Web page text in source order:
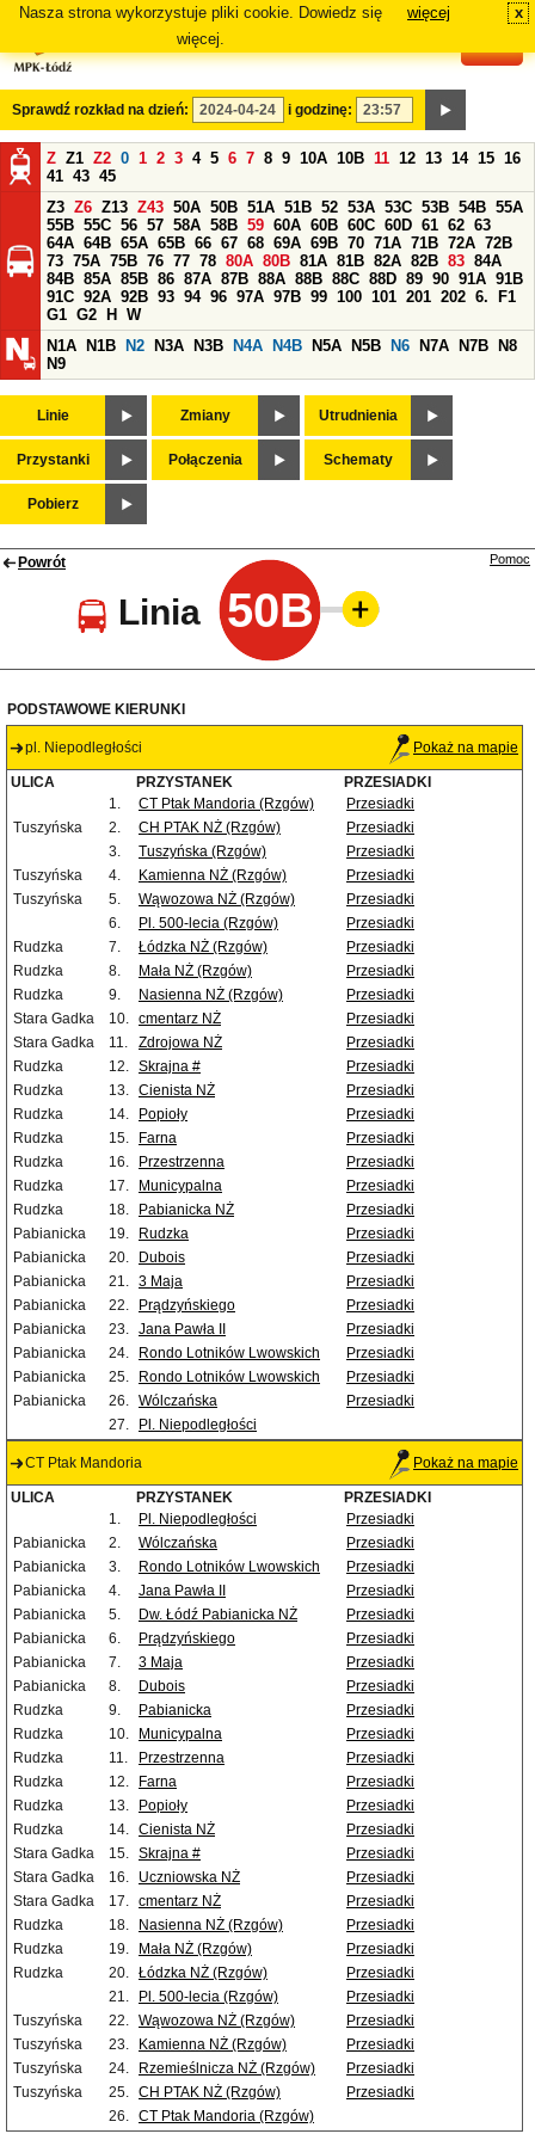
Nasza strona wykorzystuje pliki cookie. Dowiedz się
więcej.
więcej x
Sprawdź rozkład na dzień: i godzinę:
Z Z1 Z2 0 1 2 3 4 5 6 7 8 9 10A 10B 11 12 13 14 15 16
41 43 45
Z3 Z6 Z13 Z43 50A 50B 51A 51B 52 53A 53C 53B 54B 55A
55B 55C 56 57 58A 58B 59 60A 60B 60C 60D 61 62 63
64A 64B 65A 65B 66 67 68 69A 69B 70 71A 71B 72A 72B
73 75A 75B 76 77 78 80A 80B 81A 81B 82A 82B 83 84A
84B 85A 85B 86 87A 87B 88A 88B 88C 88D 89 90 91A 91B
91C 92A 92B 93 94 96 97A 97B 99 100 101 201 202 6.
F1
G1 G2 H
W
N1A
N1B N2 N3A N3B N4A N4B N5A N5B N6 N7A N7B
N8
N9
Linie Zmiany Utrudnienia
Przystanki Połączenia Schematy
Pobierz
Powrót
Linia 50B
Pomoc
PODSTAWOWE KIERUNKI
pl. Niepodległości Pokaż na mapie
ULICA PRZYSTANEK
PRZESIADKI
1.
CT Ptak Mandoria (Rzgów)
Przesiadki
Tuszyńska
2. CH PTAK NŻ (Rzgów)
Przesiadki
3.
Tuszyńska (Rzgów)
Przesiadki
Tuszyńska
4. Kamienna NŻ (Rzgów)
Przesiadki
Tuszyńska
5. Wąwozowa NŻ (Rzgów)
Przesiadki
6.
Pl. 500-lecia (Rzgów)
Przesiadki
Rudzka
7. Łódzka NŻ (Rzgów)
Przesiadki
Rudzka
8. Mała NŻ (Rzgów)
Przesiadki
Rudzka
9. Nasienna NŻ (Rzgów)
Przesiadki
Stara Gadka
10. cmentarz NŻ
Przesiadki
Stara Gadka
11. Zdrojowa NŻ
Przesiadki
Rudzka
12. Skrajna #
Przesiadki
Rudzka
13. Cienista NŻ
Przesiadki
Rudzka
14. Popioły
Przesiadki
Rudzka
15. Farna
Przesiadki
Rudzka
16. Przestrzenna
Przesiadki
Rudzka
17. Municypalna
Przesiadki
Rudzka
18. Pabianicka NŻ
Przesiadki
Pabianicka
19. Rudzka
Przesiadki
Pabianicka
20. Dubois
Przesiadki
Pabianicka
21. 3 Maja
Przesiadki
Pabianicka
22. Prądzyńskiego
Przesiadki
Pabianicka
23. Jana Pawła II
Przesiadki
Pabianicka
24. Rondo Lotników Lwowskich
Przesiadki
Pabianicka
25. Rondo Lotników Lwowskich
Przesiadki
Pabianicka
26. Wólczańska
Przesiadki
27.
Pl. Niepodległości
CT Ptak Mandoria Pokaż na mapie
ULICA PRZYSTANEK
PRZESIADKI
1.
Pl. Niepodległości
Przesiadki
Pabianicka
2. Wólczańska
Przesiadki
Pabianicka
3. Rondo Lotników Lwowskich
Przesiadki
Pabianicka
4. Jana Pawła II
Przesiadki
Pabianicka
5. Dw. Łódź Pabianicka NŻ
Przesiadki
Pabianicka
6. Prądzyńskiego
Przesiadki
Pabianicka
7. 3 Maja
Przesiadki
Pabianicka
8. Dubois
Przesiadki
Rudzka
9. Pabianicka
Przesiadki
Rudzka
10. Municypalna
Przesiadki
Rudzka
11. Przestrzenna
Przesiadki
Rudzka
12. Farna
Przesiadki
Rudzka
13. Popioły
Przesiadki
Rudzka
14. Cienista NŻ
Przesiadki
Stara Gadka
15. Skrajna #
Przesiadki
Stara Gadka
16. Uczniowska NŻ
Przesiadki
Stara Gadka
17. cmentarz NŻ
Przesiadki
Rudzka
18. Nasienna NŻ (Rzgów)
Przesiadki
Rudzka
19. Mała NŻ (Rzgów)
Przesiadki
Rudzka
20. Łódzka NŻ (Rzgów)
Przesiadki
21.
Pl. 500-lecia (Rzgów)
Przesiadki
Tuszyńska
22. Wąwozowa NŻ (Rzgów)
Przesiadki
Tuszyńska
23. Kamienna NŻ (Rzgów)
Przesiadki
Tuszyńska
24. Rzemieślnicza NŻ (Rzgów)
Przesiadki
Tuszyńska
25. CH PTAK NŻ (Rzgów)
Przesiadki
26. CT Ptak Mandoria (Rzgów)